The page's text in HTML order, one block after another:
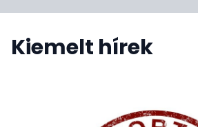
Kiemelt hírek